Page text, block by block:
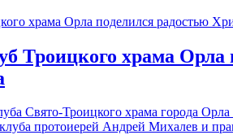
Троицкого храма
Свято-Троицкого храма города
протоиерей Андрей Михалев и